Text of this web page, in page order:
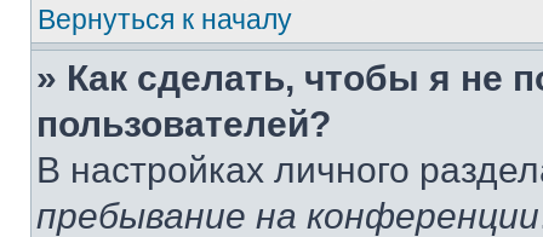
Вернуться к началу
» Как сделать, чтобы я не
пользователей?
В настройках личного
пребывание на конференции